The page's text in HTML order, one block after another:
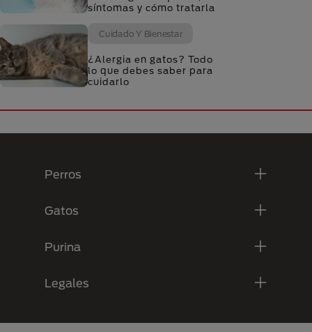
síntomas y cómo tratarla
Cuidado Y Bienestar
¿Alergia en gatos? Todo
lo que debes saber para
cuidarlo
Perros
Gatos
Purina
Legales